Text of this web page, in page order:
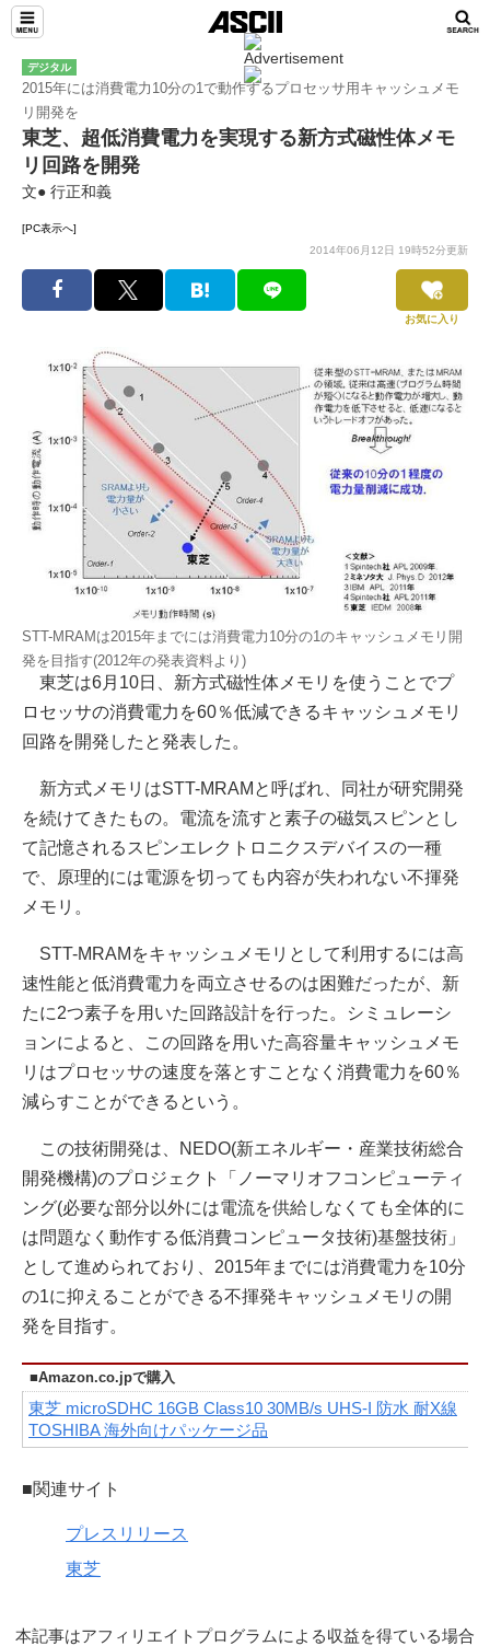
デジタル
2015年には消費電力10分の1で動作するプロセッサ用キャッシュメモ
リ開発を
東芝、超低消費電力を実現する新方式磁性体メモ
リ回路を開発
文● 行正和義
[PC表示へ]
2014年06月12日 19時52分更新
お気に入り
STT-MRAMは2015年までには消費電力10分の1のキャッシュメモリ開
発を目指す(2012年の発表資料より)
東芝は6月10日、新方式磁性体メモリを使うことでプ
ロセッサの消費電力を60％低減できるキャッシュメモリ
回路を開発したと発表した。
新方式メモリはSTT-MRAMと呼ばれ、同社が研究開発
を続けてきたもの。電流を流すと素子の磁気スピンとし
て記憶されるスピンエレクトロニクスデバイスの一種
で、原理的には電源を切っても内容が失われない不揮発
メモリ。
STT-MRAMをキャッシュメモリとして利用するには高
速性能と低消費電力を両立させるのは困難だったが、新
たに2つ素子を用いた回路設計を行った。シミュレーシ
ョンによると、この回路を用いた高容量キャッシュメモ
リはプロセッサの速度を落とすことなく消費電力を60％
減らすことができるという。
この技術開発は、NEDO(新エネルギー・産業技術総合
開発機構)のプロジェクト「ノーマリオフコンピューティ
ング(必要な部分以外には電流を供給しなくても全体的に
は問題なく動作する低消費コンピュータ技術)基盤技術」
として進められており、2015年までには消費電力を10分
の1に抑えることができる不揮発キャッシュメモリの開
発を目指す。
■Amazon.co.jpで購入
東芝 microSDHC 16GB Class10 30MB/s UHS-I 防水 耐X線
TOSHIBA 海外向けパッケージ品
■関連サイト
プレスリリース
東芝
本記事はアフィリエイトプログラムによる収益を得ている場合